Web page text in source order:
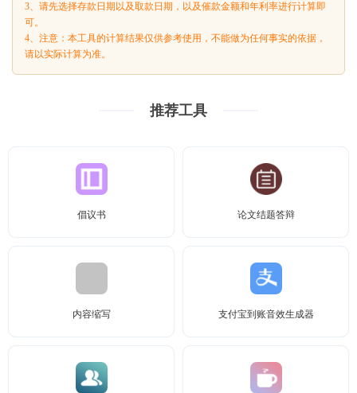
3、请先选择存款日期以及取款日期，以及催款金额和年利率进行计算即
可。
4、注意：本工具的计算结果仅供参考使用，不能做为任何事实的依据，
请以实际计算为准。
推荐工具
倡议书 论文结题答辩
内容缩写 支付宝到账音效生成器